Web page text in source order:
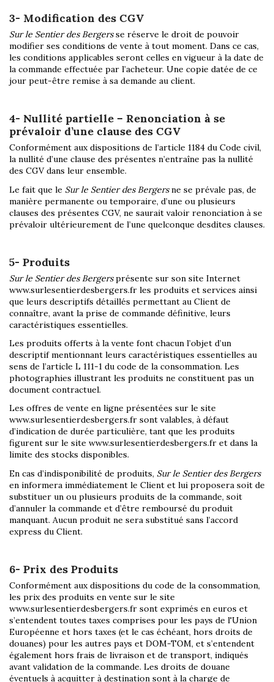
3- Modification des CGV
Sur le Sentier des Bergersse réserve le droit de pouvoir
modifier ses conditions de vente à tout moment. Dans ce cas,
les conditions applicables seront celles en vigueur à la date de
la commande effectuée par l’acheteur. Une copie datée de ce
jour peut-être remise à sa demande au client.
4- Nullité partielle – Renonciation à se
prévaloir d’une clause des CGV
Conformément aux dispositions de l’article 1184 du Code civil,
la nullité d’une clause des présentes n’entraîne pas la nullité
des CGV dans leur ensemble.
Le fait que le Sur le Sentier des Bergersne se prévale pas, de
manière permanente ou temporaire, d’une ou plusieurs
clauses des présentes CGV, ne saurait valoir renonciation à se
prévaloir ultérieurement de l’une quelconque desdites clauses.
5- Produits
Sur le Sentier des Bergersprésente sur son site Internet
www.surlesentierdesbergers.fr les produits et services ainsi
que leurs descriptifs détaillés permettant au Client de
connaître, avant la prise de commande définitive, leurs
caractéristiques essentielles.
Les produits offerts à la vente font chacun l’objet d’un
descriptif mentionnant leurs caractéristiques essentielles au
sens de l’article L 111-1 du code de la consommation. Les
photographies illustrant les produits ne constituent pas un
document contractuel.
Les offres de vente en ligne présentées sur le site
www.surlesentierdesbergers.fr sont valables, à défaut
d’indication de durée particulière, tant que les produits
figurent sur le site www.surlesentierdesbergers.fr et dans la
limite des stocks disponibles.
En cas d’indisponibilité de produits, Sur le Sentier des Bergers
en informera immédiatement le Client et lui proposera soit de
substituer un ou plusieurs produits de la commande, soit
d’annuler la commande et d’être remboursé du produit
manquant. Aucun produit ne sera substitué sans l’accord
express du Client.
6- Prix des Produits
Conformément aux dispositions du code de la consommation,
les prix des produits en vente sur le site
www.surlesentierdesbergers.fr sont exprimés en euros et
s’entendent toutes taxes comprises pour les pays de l'Union
Européenne et hors taxes (et le cas échéant, hors droits de
douanes) pour les autres pays et DOM-TOM, et s’entendent
également hors frais de livraison et de transport, indiqués
avant validation de la commande. Les droits de douane
éventuels à acquitter à destination sont à la charge de